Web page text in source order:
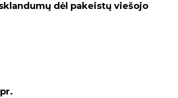
dėl pakeistų viešojo